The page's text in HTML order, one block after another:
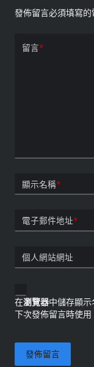
發佈留言必須填寫的
留言*
顯示名稱*
電子郵件地址*
個人網站網址
在瀏覽器中儲存顯
下次發佈留言時使用